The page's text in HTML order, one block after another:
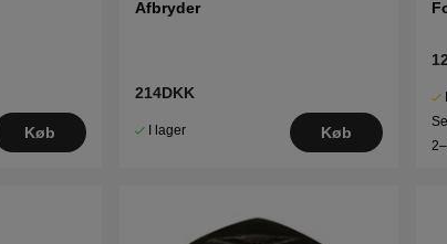
Køb
Afbryder
214DKK
I lager Køb